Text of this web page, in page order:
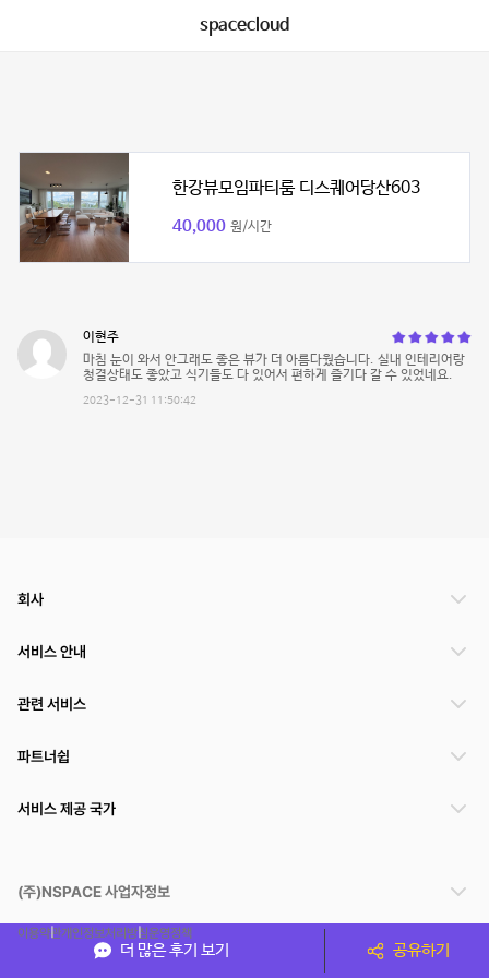
spacecloud
한강뷰모임파티룸 디스퀘어당산603
40,000 원/시간
이현주
마침 눈이 와서 안그래도 좋은 뷰가 더 아름다웠습니다. 실내 인테리어랑
청결상태도 좋았고 식기들도 다 있어서 편하게 즐기다 갈 수 있었네요.
2023-12-31 11:50:42
더 많은 후기 보기 공유하기
회사
서비스 안내
관련 서비스
파트너쉽
서비스 제공 국가
(주)NSPACE 사업자정보
이용약관개인정보처리방침운영정책
스페이스클라우드는 통신판매중개자이며 통신판매의 당사자가 아닙니다. 따라서 스페이스클